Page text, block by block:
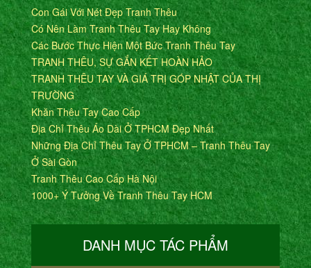
Con Gái Với Nét Đẹp Tranh Thêu
Có Nên Làm Tranh Thêu Tay Hay Không
Các Bước Thực Hiện Một Bức Tranh Thêu Tay
TRANH THÊU, SỰ GẮN KẾT HOÀN HẢO
TRANH THÊU TAY VÀ GIÁ TRỊ GÓP NHẬT CỦA THỊ
TRƯỜNG
Khăn Thêu Tay Cao Cấp
Địa Chỉ Thêu Áo Dài Ở TPHCM Đẹp Nhất
Những Địa Chỉ Thêu Tay Ở TPHCM – Tranh Thêu Tay
Ở Sài Gòn
Tranh Thêu Cao Cấp Hà Nội
1000+ Ý Tưởng Về Tranh Thêu Tay HCM
DANH MỤC TÁC PHẨM